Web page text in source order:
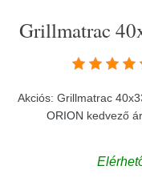
Grillmatrac
Akciós: Grillmatrac
ORION kedvező